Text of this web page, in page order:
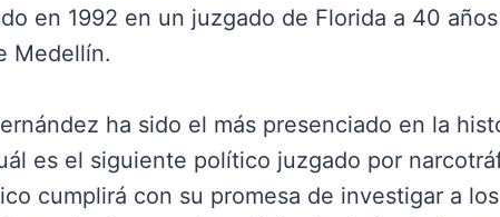
en 1992 en un juzgado de Florida a 40
Medellín.
ha sido el más presenciado en la
es el siguiente político juzgado por
cumplirá con su promesa de investigar a